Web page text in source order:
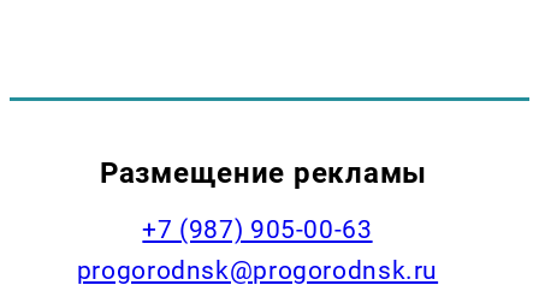
Размещение рекламы
+7 (987) 905-00-63
progorodnsk@progorodnsk.ru